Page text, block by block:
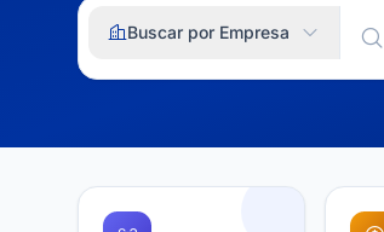
Buscar por Empresa